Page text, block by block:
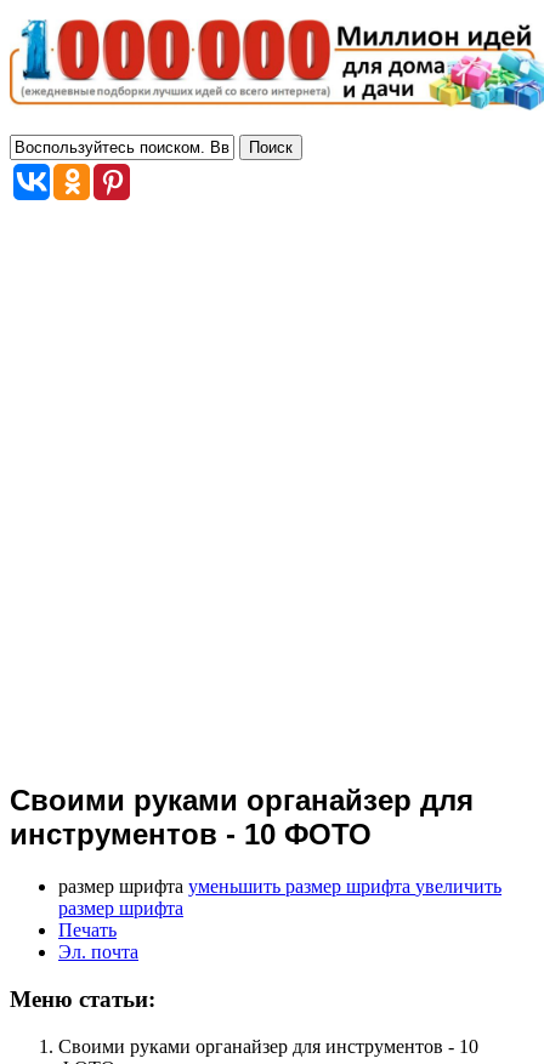
Своими руками органайзер для
инструментов - 10 ФОТО
размер шрифта уменьшить размер шрифта увеличить
размер шрифта
Печать
Эл. почта
Меню статьи:
Своими руками органайзер для инструментов - 10